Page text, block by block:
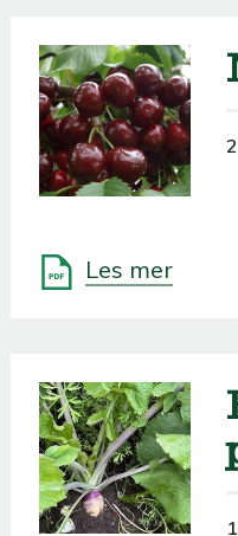
Les mer